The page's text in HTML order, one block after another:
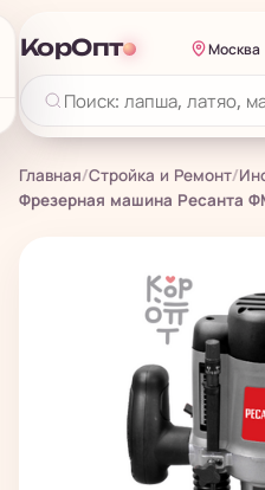
КорОпт Москва
Главная/Стройка и Ремонт/
Фрезерная машина Ресанта